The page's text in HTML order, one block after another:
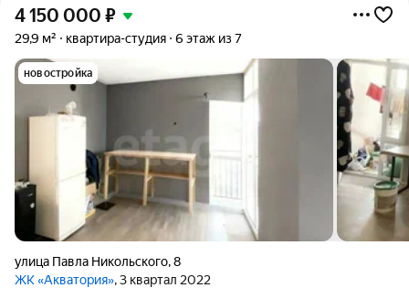
4 150 000 ₽
29,9 м² квартира-студия 6 этаж из 7
новостройка
улица Павла Никольского,8
ЖК «Акватория», 3 квартал 2022